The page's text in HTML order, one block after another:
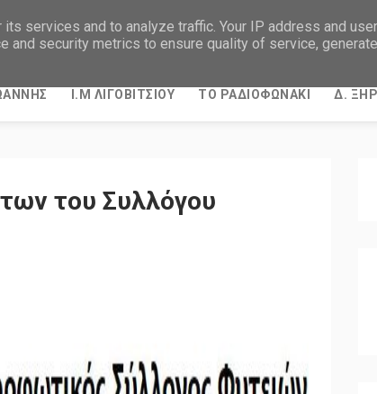
Ι.Μ ΛΙΓΟΒΙΤΣΙΟΥ ΤΟ ΡΑΔΙΟΦΩΝΑΚΙ Δ.
του Συλλόγου
services and to analyze traffic. Your IP address and
and security metrics to ensure quality of service,